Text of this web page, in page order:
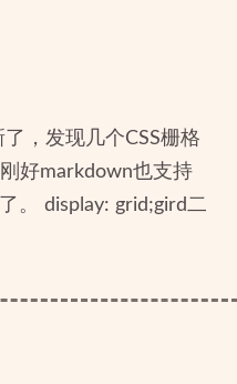
，发现几个CSS栅格
好markdown也支持
。 display: grid;gird二